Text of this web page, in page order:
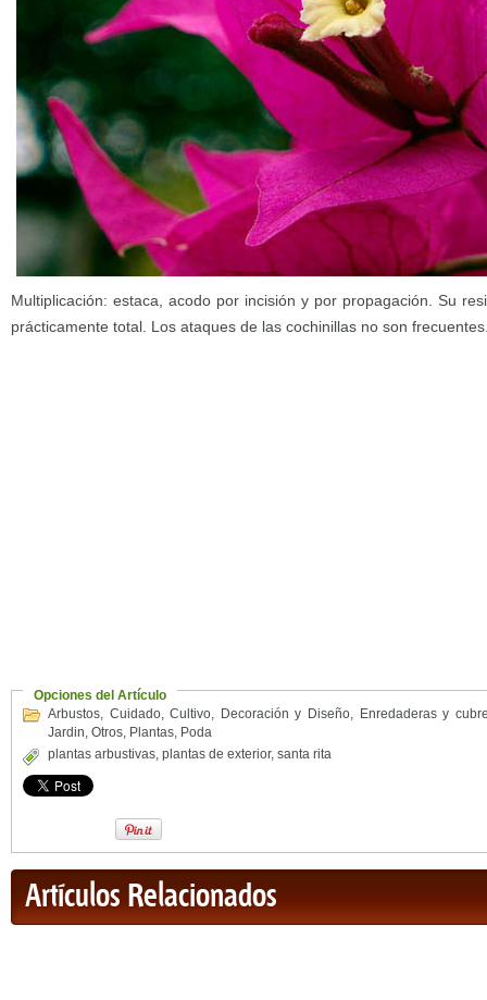
Multiplicación: estaca, acodo por incisión y por propagación. Su
prácticamente total. Los ataques de las cochinillas no son
Opciones del Artículo
Arbustos, Cuidado,Cultivo, Decoración y Diseño, Enredaderas y
Jardin, Otros, Plantas, Poda
plantas arbustivas, plantas de exterior, santa rita
Artículos Relacionados